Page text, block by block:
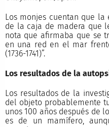
Los monjes cuentan que la
de la caja de madera que
nota que afirmaba que se
en una red en el mar
(1736-1741)”.
Los resultados de la
Los resultados de la
del objeto probablemente
unos 100 años después de
es de un mamífero,